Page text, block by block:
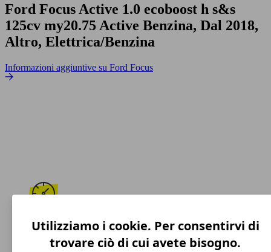
Ford Focus Active 1.0 ecoboost h s&s
125cv my20.75 Active Benzina, Dal 2018,
Altro, Elettrica/Benzina
Informazioni aggiuntive su Ford Focus
198 km/h
Velocità massima
Utilizziamo i cookie. Per consentirvi di
trovare ciò di cui avete bisogno.